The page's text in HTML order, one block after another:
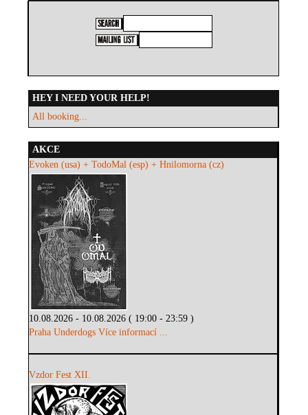
HEY I NEED YOUR HELP!
All booking...
AKCE
Evoken (usa) + TodoMal (esp) + Hnilomorna (cz)
10.08.2026 - 10.08.2026 ( 19:00 - 23:59 )
Praha Underdogs Více informací ...
Vzdor Fest XII.